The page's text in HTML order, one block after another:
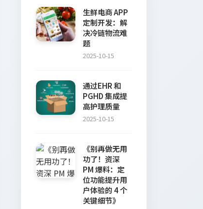
生鲜电商 APP
定制开发：解
决冷链物流难
题
2025-10-15
通过EHR 和
PGHD 集成提
高护理质量
2025-10-15
《别再做无用
功了！资深
PM 爆料：定
位功能提升用
户体验的 4 个
关键细节》